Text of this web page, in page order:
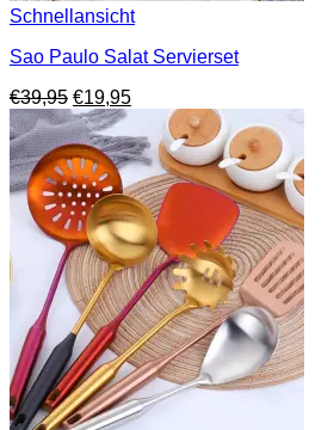
Schnellansicht
Sao Paulo Salat Servierset
€39,95 Ursprünglicher
Preis
war:
€39,95
€19,95Aktueller
Preis
ist:
€19,95.